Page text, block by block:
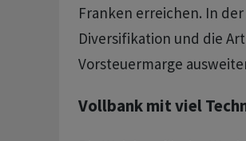
Franken erreichen. In
Diversifikation und die
Vorsteuermarge
Vollbank mit viel